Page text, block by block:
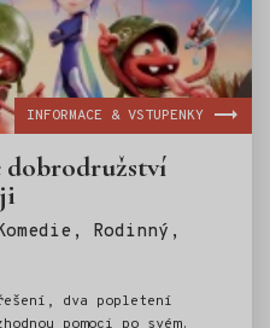
dobrodružství
Rodinný,
dva popletení
INFORMACE & VSTUPENKY